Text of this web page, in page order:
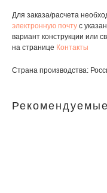
Для заказа/расчета
электронную почту с
вариант конструкции или
на странице Контакты
Страна производства: